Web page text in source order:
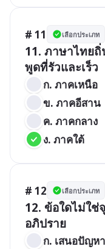
# 11 เลือกประเภท
11. ภาษาไทย
พูดที่รัวและเร็ว
ข. ภาคอีสาน
ค. ภาคกลาง
ง. ภาคใต้
# 12 เลือกประเภท
12. ข้อใดไม่ใ
อภิปราย